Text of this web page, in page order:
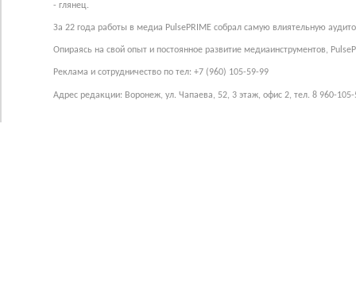
- глянец.
За 22 года работы в медиа PulsePRIME собрал самую влиятельную
Опираясь на свой опыт и постоянное развитие медиаинструментов,
Реклама и сотрудничество по тел: +7 (960) 105-59-99
Адрес редакции: Воронеж, ул. Чапаева, 52, 3 этаж, офис 2, тел. 8 960-